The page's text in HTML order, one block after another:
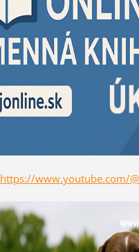
https://www.youtube.com/